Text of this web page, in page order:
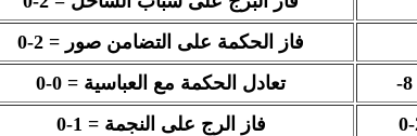
فاز الحكمة على التضامن صور = 2-0
تعادل الحكمة مع العباسية = 0-0
فاز الرج على النجمة = 1-0